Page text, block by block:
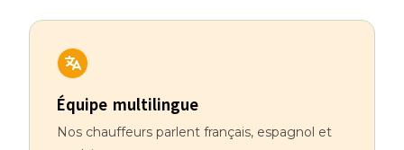
Équipe multilingue
Nos chauffeurs parlent français, espagnol et